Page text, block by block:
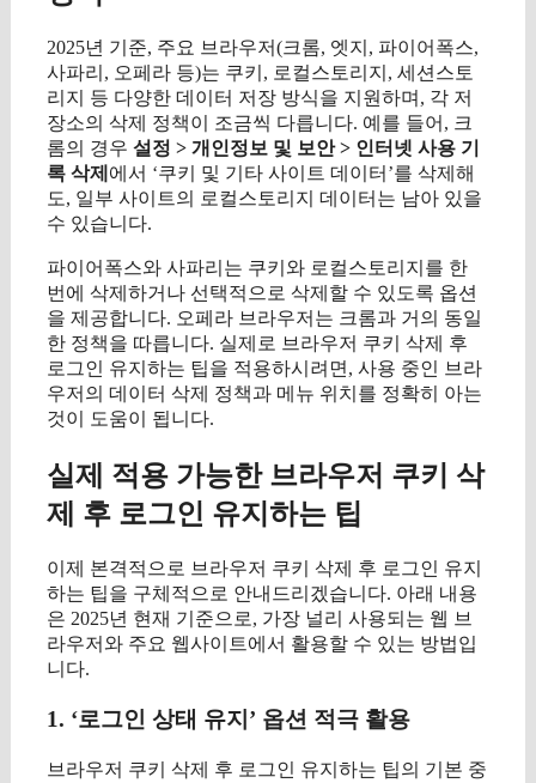
2025년 기준, 주요 브라우저(크롬, 엣지, 파이어폭스,
사파리, 오페라 등)는 쿠키, 로컬스토리지, 세션스토
리지 등 다양한 데이터 저장 방식을 지원하며, 각 저
장소의 삭제 정책이 조금씩 다릅니다. 예를 들어, 크
롬의 경우 설정 > 개인정보 및 보안 > 인터넷 사용 기
록 삭제 에서 ‘쿠키 및 기타 사이트 데이터’를 삭제해
도, 일부 사이트의 로컬스토리지 데이터는 남아 있을
수 있습니다.
파이어폭스와 사파리는 쿠키와 로컬스토리지를 한
번에 삭제하거나 선택적으로 삭제할 수 있도록 옵션
을 제공합니다. 오페라 브라우저는 크롬과 거의 동일
한 정책을 따릅니다. 실제로 브라우저 쿠키 삭제 후
로그인 유지하는 팁을 적용하시려면, 사용 중인 브라
우저의 데이터 삭제 정책과 메뉴 위치를 정확히 아는
것이 도움이 됩니다.
실제 적용 가능한 브라우저 쿠키 삭
제 후 로그인 유지하는 팁
이제 본격적으로 브라우저 쿠키 삭제 후 로그인 유지
하는 팁을 구체적으로 안내드리겠습니다. 아래 내용
은 2025년 현재 기준으로, 가장 널리 사용되는 웹 브
라우저와 주요 웹사이트에서 활용할 수 있는 방법입
니다.
1. ‘로그인 상태 유지’ 옵션 적극 활용
브라우저 쿠키 삭제 후 로그인 유지하는 팁의 기본 중